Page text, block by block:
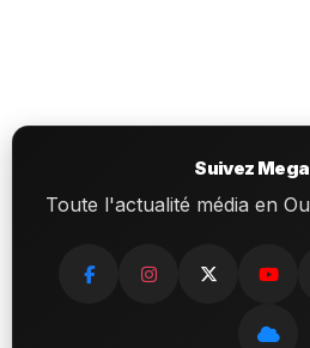
Suivez
Toute l'actualité média en